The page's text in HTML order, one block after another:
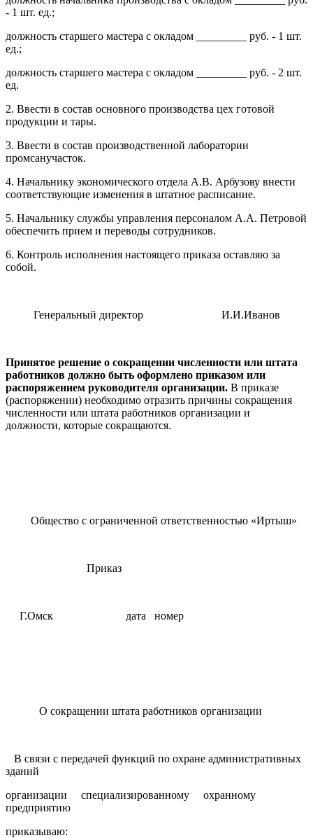
- 1 шт. ед.;
должность старшего мастера с окладом _________ руб. - 1 шт.
ед.;
должность старшего мастера с окладом _________ руб. - 2 шт.
ед.
2. Ввести в состав основного производства цех готовой
продукции и тары.
3. Ввести в состав производственной лаборатории
промсанучасток.
4. Начальнику экономического отдела А.В. Арбузову внести
соответствующие изменения в штатное расписание.
5. Начальнику службы управления персоналом А.А. Петровой
обеспечить прием и переводы сотрудников.
6. Контроль исполнения настоящего приказа оставляю за
собой.
Генеральный директор И.И.Иванов
Принятое решение о сокращении численности или штата
работников должно быть оформлено приказом или
распоряжением руководителя организации. В приказе
(распоряжении) необходимо отразить причины сокращения
численности или штата работников организации и
должности, которые сокращаются.
Общество с ограниченной ответственностью «Иртыш»
Приказ
Г.Омск дата номер
О сокращении штата работников организации
В связи с передачей функций по охране административных
зданий
организации специализированному охранному
предприятию
приказываю: